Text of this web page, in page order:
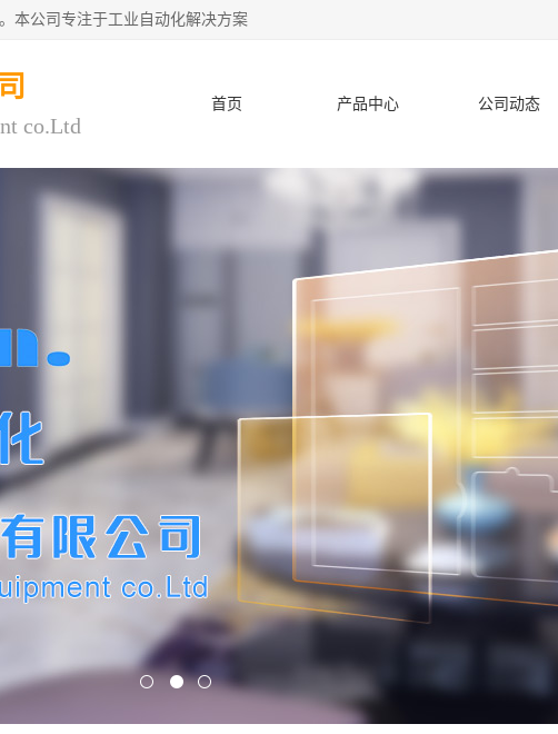
本公司专注于工业自动化解决方案
co.Ltd
首页 产品中心 公司动态